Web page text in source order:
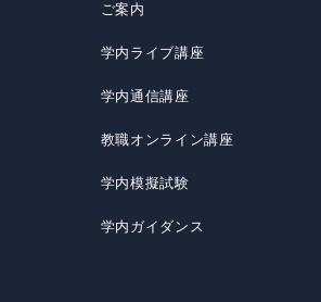
ご案内
学内ライブ講座
学内通信講座
教職オンライン講座
学内模擬試験
学内ガイダンス